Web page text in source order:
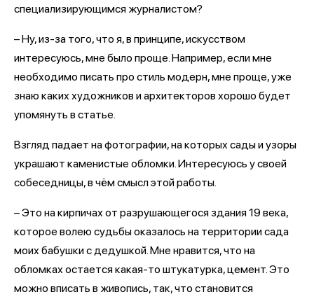
специализирующимся журналистом?
– Ну, из-за того, что я, в принципе, искусством
интересуюсь, мне было проще. Например, если мне
необходимо писать про стиль модерн, мне проще, уже
знаю каких художников и архитекторов хорошо будет
упомянуть в статье.
Взгляд падает на фотографии, на которых сады и узоры
украшают каменистые обломки. Интересуюсь у своей
собеседницы, в чём смысл этой работы.
– Это на кирпичах от разрушающегося здания 19 века,
которое волею судьбы оказалось на территории сада
моих бабушки с дедушкой. Мне нравится, что на
обломках остается какая-то штукатурка, цемент. Это
можно вписать в живопись, так, что становится